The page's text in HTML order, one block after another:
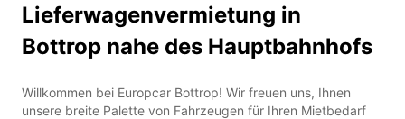
Lieferwagenvermietung in
Bottrop nahe des Hauptbahnhofs
Willkommen bei Europcar Bottrop! Wir freuen uns, Ihnen
unsere breite Palette von Fahrzeugen für Ihren Mietbedarf